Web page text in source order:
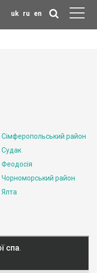
uk ru en
Сімферопольський район
Судак
Феодосія
Чорноморський район
Ялта